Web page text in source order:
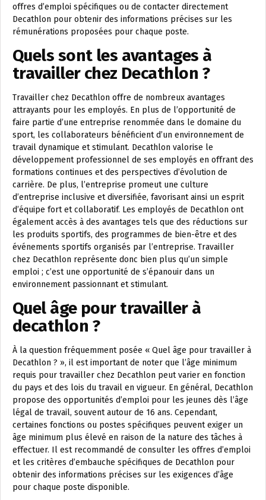
offres d’emploi spécifiques ou de contacter directement
Decathlon pour obtenir des informations précises sur les
rémunérations proposées pour chaque poste.
Quels sont les avantages à
travailler chez Decathlon ?
Travailler chez Decathlon offre de nombreux avantages
attrayants pour les employés. En plus de l’opportunité de
faire partie d’une entreprise renommée dans le domaine du
sport, les collaborateurs bénéficient d’un environnement de
travail dynamique et stimulant. Decathlon valorise le
développement professionnel de ses employés en offrant des
formations continues et des perspectives d’évolution de
carrière. De plus, l’entreprise promeut une culture
d’entreprise inclusive et diversifiée, favorisant ainsi un esprit
d’équipe fort et collaboratif. Les employés de Decathlon ont
également accès à des avantages tels que des réductions sur
les produits sportifs, des programmes de bien-être et des
événements sportifs organisés par l’entreprise. Travailler
chez Decathlon représente donc bien plus qu’un simple
emploi ; c’est une opportunité de s’épanouir dans un
environnement passionnant et stimulant.
Quel âge pour travailler à
decathlon ?
À la question fréquemment posée « Quel âge pour travailler à
Decathlon ? », il est important de noter que l’âge minimum
requis pour travailler chez Decathlon peut varier en fonction
du pays et des lois du travail en vigueur. En général, Decathlon
propose des opportunités d’emploi pour les jeunes dès l’âge
légal de travail, souvent autour de 16 ans. Cependant,
certaines fonctions ou postes spécifiques peuvent exiger un
âge minimum plus élevé en raison de la nature des tâches à
effectuer. Il est recommandé de consulter les offres d’emploi
et les critères d’embauche spécifiques de Decathlon pour
obtenir des informations précises sur les exigences d’âge
pour chaque poste disponible.